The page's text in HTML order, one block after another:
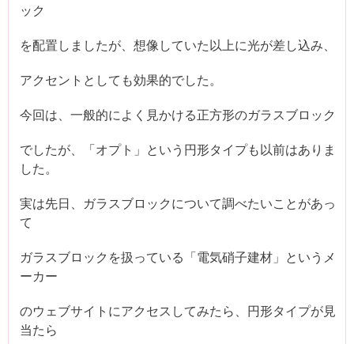
ック
を配置しましたが、想像していた以上に光が差し込み、
アクセントとしても効果的でした。
今回は、一般的によく見かける正方形のガラスブロック
でしたが、「オプト」という円形タイプも以前はありま
した。
実は先日、ガラスブロックについて調べたいことがあっ
て
ガラスブロックを扱っている「電気硝子建材」というメ
ーカー
のウェブサイトにアクセスしてみたら、円形タイプが見
当たら